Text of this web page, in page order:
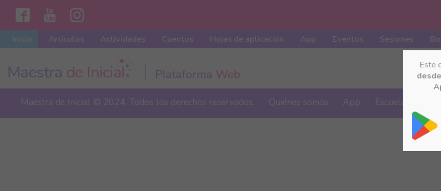
Inicio
Artículos Actividades Cuentos Hojas de aplicación App Eventos Sesiones
Este
Maestra de Inicial © 2024. Todos los derechos reservados. Quiénes somos App Escuela